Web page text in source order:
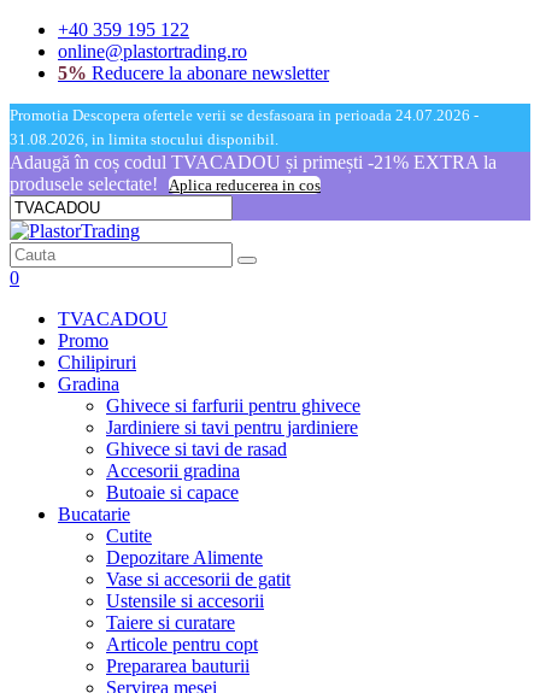
+40 359 195 122
online@plastortrading.ro
5% Reducere la abonare newsletter
Promotia Descopera ofertele verii se desfasoara in perioada 24.07.2026 -
31.08.2026, in limita stocului disponibil.
Adaugă în coș codul TVACADOU și primești -21% EXTRA la
produsele selectate!
Aplica reducerea in cos
0
TVACADOU
Promo
Chilipiruri
Gradina
Ghivece si farfurii pentru ghivece
Jardiniere si tavi pentru jardiniere
Ghivece si tavi de rasad
Accesorii gradina
Butoaie si capace
Bucatarie
Cutite
Depozitare Alimente
Vase si accesorii de gatit
Ustensile si accesorii
Taiere si curatare
Articole pentru copt
Prepararea bauturii
Servirea mesei